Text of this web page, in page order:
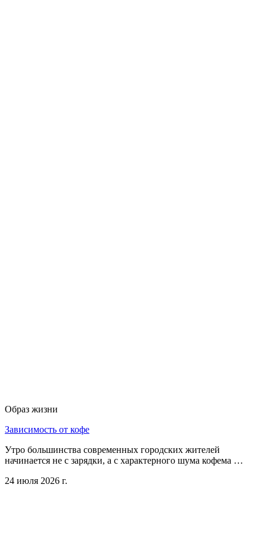
Образ жизни
Зависимость от кофе
Утро большинства современных городских жителей
начинается не с зарядки, а с характерного шума кофема …
24 июля 2026 г.